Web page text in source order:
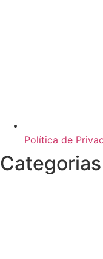
Política de
Categorias